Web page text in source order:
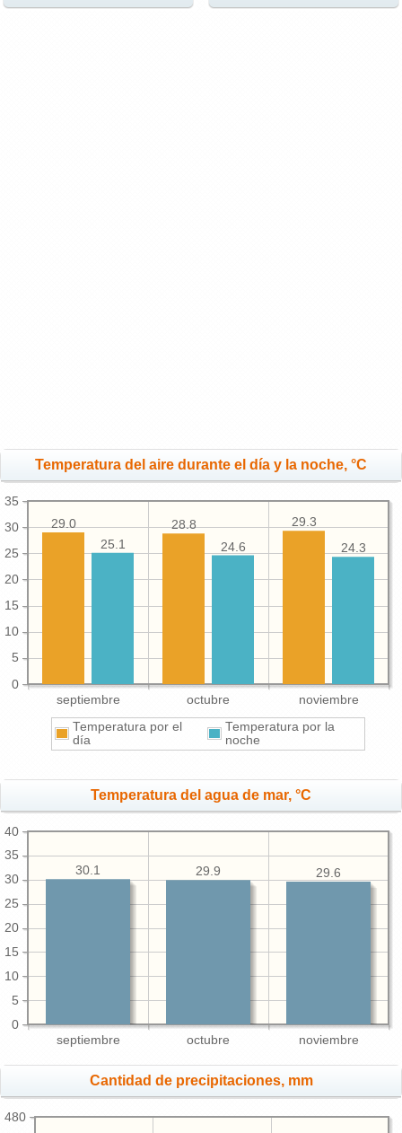
Temperatura del aire durante el día y la noche, °C
septiembre octubre noviembre
0
5
10
15
20
25
30
35
29.3
28.8
29.0
24.3
24.6
25.1
Temperatura por el
día
Temperatura por la
noche
Temperatura del agua de mar, °C
septiembre octubre noviembre
0
5
10
15
20
25
30
35
40
29.6
29.9
30.1
Cantidad de precipitaciones, mm
480